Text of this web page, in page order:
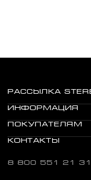
РАССЫЛКА
ИНФОРМАЦИЯ
ПОКУПАТЕЛЯМ
КОНТАКТЫ
8 800 551 21 31